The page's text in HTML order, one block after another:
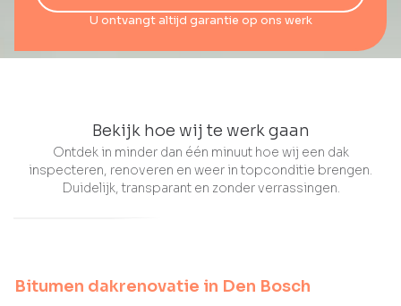
U ontvangt altijd garantie op ons werk
Bekijk hoe wij te werk gaan
Ontdek in minder dan één minuut hoe wij een dak
inspecteren, renoveren en weer in topconditie brengen.
Duidelijk, transparant en zonder verrassingen.
Bitumen dakrenovatie in Den Bosch